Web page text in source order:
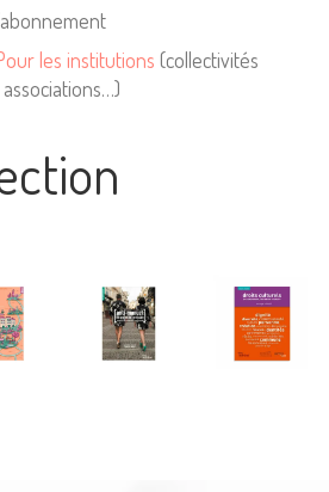
les institutions (collectivités